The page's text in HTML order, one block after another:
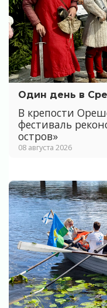
Один день в
В крепости
фестиваль
остров»
08 августа 2026